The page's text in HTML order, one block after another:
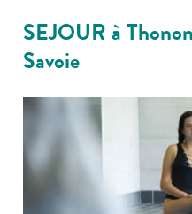
SEJOUR à
Savoie